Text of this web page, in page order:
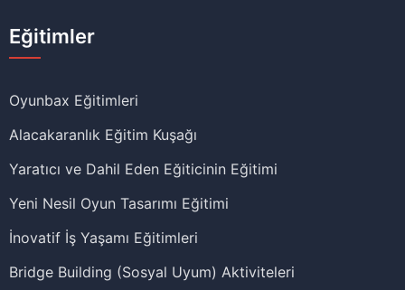
Eğitimler
Oyunbax Eğitimleri
Alacakaranlık Eğitim Kuşağı
Yaratıcı ve Dahil Eden Eğiticinin Eğitimi
Yeni Nesil Oyun Tasarımı Eğitimi
İnovatif İş Yaşamı Eğitimleri
Bridge Building (Sosyal Uyum) Aktiviteleri